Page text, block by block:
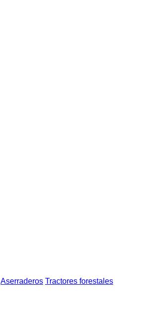
Aserraderos Tractores forestales